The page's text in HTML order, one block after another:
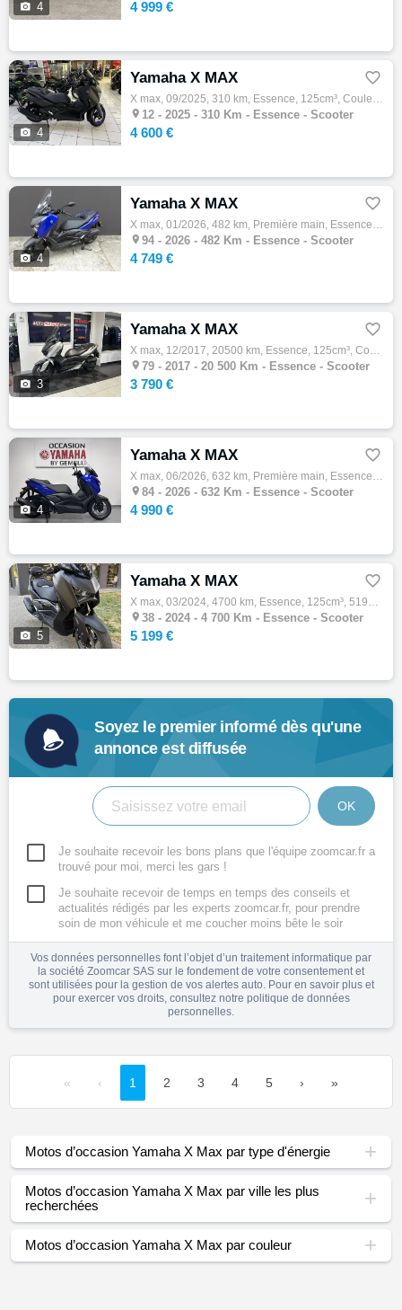
 4 4 999 €
 4
Yamaha X MAX 
X max, 09/2025, 310 km, Essence, 125cm³, Couleur noir, 4600 € Equipements : Financement & Assurance possibles ,Garantie constructeur jusqu'…
 12 - 2025 - 310 Km - Essence - Scooter
4 600 €
 4
Yamaha X MAX 
X max, 01/2026, 482 km, Première main, Essence, 125cm³, Couleur bleu, 4749 € Equipements : ATTENTION: NOUS SOMMES FERMÉS DU 02/08/2026 AU 2…
 94 - 2026 - 482 Km - Essence - Scooter
4 749 €
 3
Yamaha X MAX 
X max, 12/2017, 20500 km, Essence, 125cm³, Couleur gris, 3790 € Equipements : Scooter en bon état, Sort de la grosse révision. Disponible i…
 79 - 2017 - 20 500 Km - Essence - Scooter
3 790 €
 4
Yamaha X MAX 
X max, 06/2026, 632 km, Première main, Essence, 125cm³, Couleur bleu, 4990 € Equipements : Très beau 125 xmax entièrement d origine. véhicu…
 84 - 2026 - 632 Km - Essence - Scooter
4 990 €
 5
Yamaha X MAX 
X max, 03/2024, 4700 km, Essence, 125cm³, 5199 € Equipements : Entretient à jour EQUIPEMENTS : -Dosseret Assurance sur place,Démarches admi…
 38 - 2024 - 4 700 Km - Essence - Scooter
5 199 €
Soyez le premier informé dès qu'une
annonce est diffusée
OK
Je souhaite recevoir les bons plans que l'équipe zoomcar.fr a
trouvé pour moi, merci les gars !
Je souhaite recevoir de temps en temps des conseils et
actualités rédigés par les experts zoomcar.fr, pour prendre
soin de mon véhicule et me coucher moins bête le soir
Vos données personnelles font l’objet d’un traitement informatique par
la société Zoomcar SAS sur le fondement de votre consentement et
sont utilisées pour la gestion de vos alertes auto. Pour en savoir plus et
pour exercer vos droits, consultez notre politique de données
personnelles.
« ‹ 1 2 3 4 5 › »
Motos d’occasion Yamaha X Max par type d'énergie
Motos d’occasion Yamaha X Max par ville les plus
recherchées
Motos d’occasion Yamaha X Max par couleur